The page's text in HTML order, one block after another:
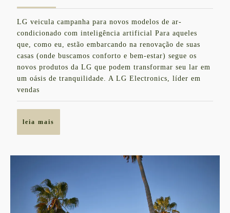
Artificial
LG
de
2023
LG veicula campanha para novos modelos de ar-
condicionado com inteligência artificial Para aqueles
que, como eu, estão embarcando na renovação de suas
casas (onde buscamos conforto e bem-estar) segue os
novos produtos da LG que podem transformar seu lar em
um oásis de tranquilidade. A LG Electronics, líder em
vendas
leia mais